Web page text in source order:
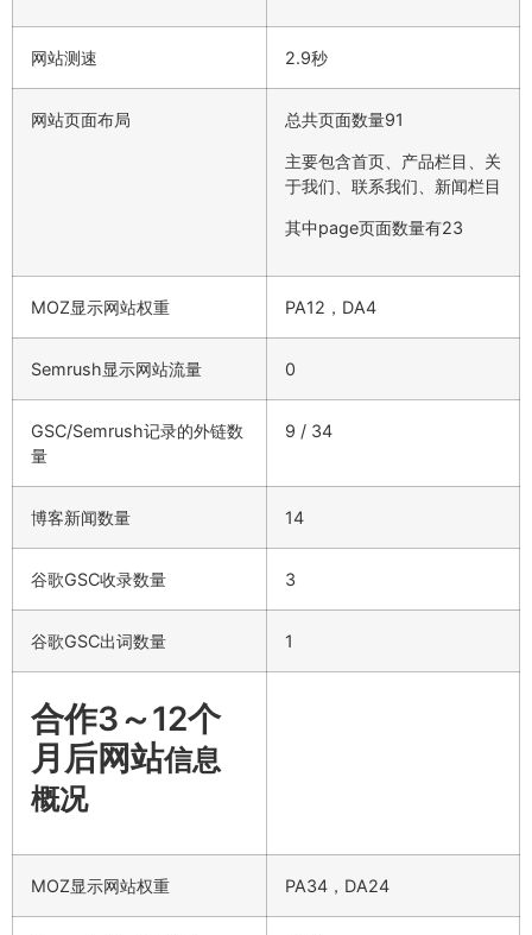
网站测速 2.9秒
网站页面布局 总共页面数量91
主要包含首页、产品栏目、关
于我们、联系我们、新闻栏目
其中page页面数量有23
MOZ显示网站权重 PA12，DA4
Semrush显示网站流量 0
GSC/Semrush记录的外链数
量
9 / 34
博客新闻数量 14
谷歌GSC收录数量 3
谷歌GSC出词数量 1
合作3～12个
月后网站信息
概况
MOZ显示网站权重 PA34，DA24